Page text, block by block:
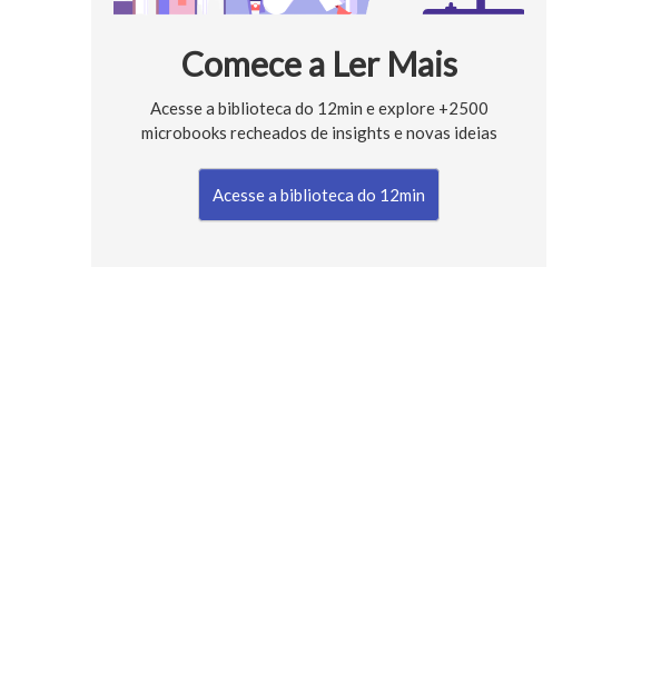
Comece a Ler Mais
Acesse a biblioteca do 12min e explore +2500
microbooks recheados de insights e novas ideias
Acesse a biblioteca do 12min